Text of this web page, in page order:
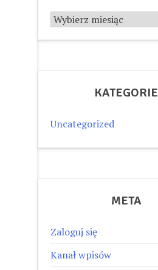
Archiwum
KATEGORIE
Uncategorized
META
Zaloguj się
Kanał wpisów